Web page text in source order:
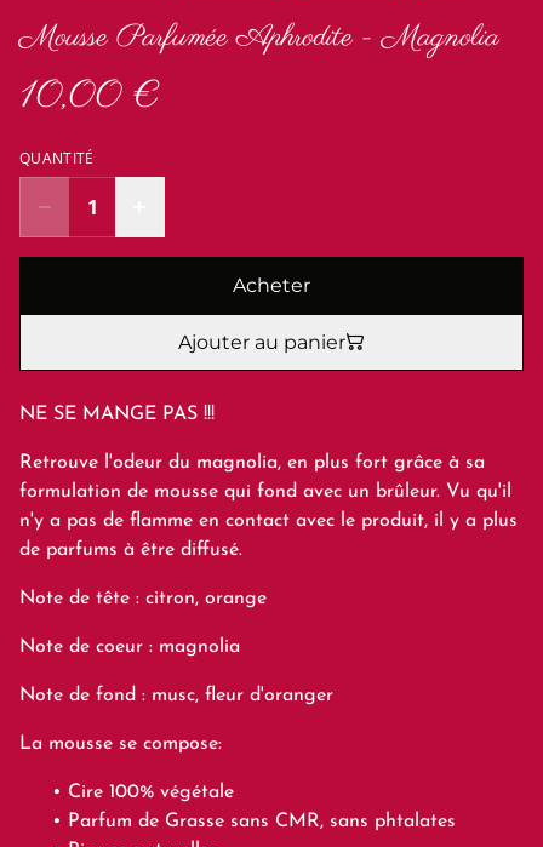
Mousse Parfumée Aphrodite - Magnolia
10,00 €
QUANTITÉ
Acheter
Ajouter au panier
NE SE MANGE PAS !!!
Retrouve l'odeur du magnolia, en plus fort grâce à sa
formulation de mousse qui fond avec un brûleur. Vu qu'il
n'y a pas de flamme en contact avec le produit, il y a plus
de parfums à être diffusé.
Note de tête : citron, orange
Note de coeur : magnolia
Note de fond : musc, fleur d'oranger
La mousse se compose:
Cire 100% végétale
Parfum de Grasse sans CMR, sans phtalates